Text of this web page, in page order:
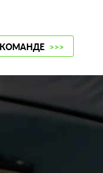
>>>